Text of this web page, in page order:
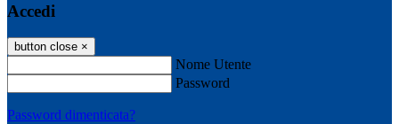
Accedi
button close ×
Nome Utente
Password
Password dimenticata?